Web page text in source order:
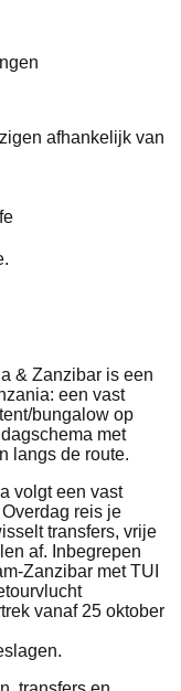
afhankelijk van
& Zanzibar is een
een vast
bungalow op
met
langs de route.
volgt een vast
reis je
transfers, vrije
af. Inbegrepen
Zanzibar met TUI
vanaf 25 oktober